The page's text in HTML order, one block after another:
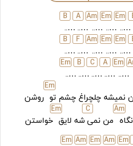
…..
Em
…..
Em
…..
Am
…..
A
…..
B
…..
Em
…..
Em
…..
Am
…..
F
…..
B
A
…..
Em
…..
A
…..
C
…..
B
…..
Em
نمیشه چلچراغ چشم تو
Em
روشن
Am
من نمی
C
شه لایق
Em
خواستن
Em
Am
Em
Am
Em